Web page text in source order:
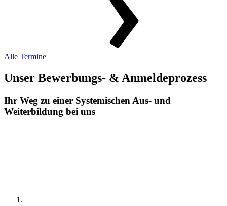
Alle Termine
Unser Bewerbungs- & Anmeldeprozess
Ihr Weg zu einer Systemischen Aus- und
Weiterbildung bei uns